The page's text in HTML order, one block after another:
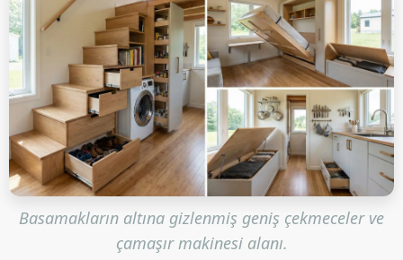
Basamakların altına gizlenmiş geniş çekmeceler ve
çamaşır makinesi alanı.